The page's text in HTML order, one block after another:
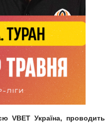
VBET Україна, проводить